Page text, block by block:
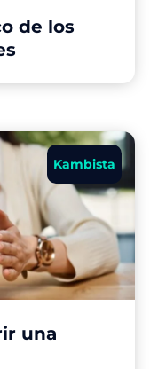
de los
Kambista
una